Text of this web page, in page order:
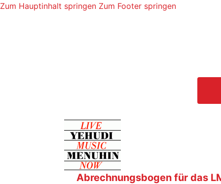
Zum Hauptinhalt springen Zum Footer springen
Abrechnungsbogen für das